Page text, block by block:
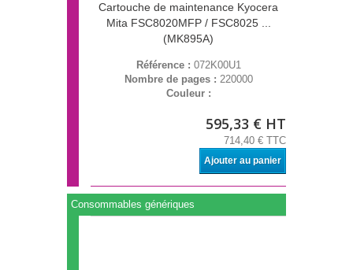
Cartouche de maintenance Kyocera
Mita FSC8020MFP / FSC8025 ...
(MK895A)
Référence : 072K00U1
Nombre de pages : 220000
Couleur :
595,33 € HT
714,40 € TTC
Ajouter au panier
Consommables génériques